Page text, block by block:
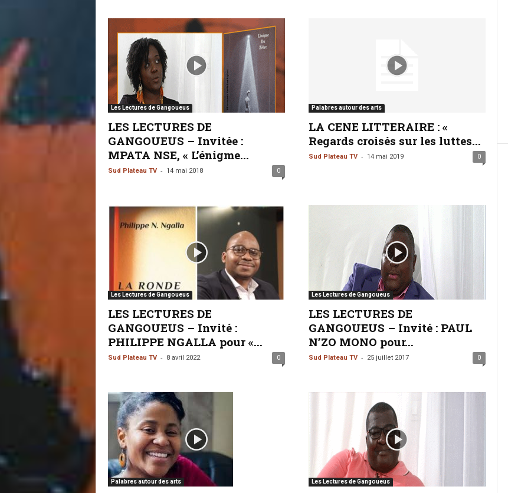
Les Lectures de Gangoueus
LES LECTURES DE
GANGOUEUS – Invitée :
MPATA NSE, « L’énigme...
Sud Plateau TV - 14 mai 2018 0
Palabres autour des arts
LA CENE LITTERAIRE : «
Regards croisés sur les luttes...
Sud Plateau TV - 14 mai 2019 0
Les Lectures de Gangoueus
LES LECTURES DE
GANGOUEUS – Invité :
PHILIPPE NGALLA pour «...
Sud Plateau TV - 8 avril 2022 0
Les Lectures de Gangoueus
LES LECTURES DE
GANGOUEUS – Invité : PAUL
N’ZO MONO pour...
Sud Plateau TV - 25 juillet 2017 0
Palabres autour des arts Les Lectures de Gangoueus